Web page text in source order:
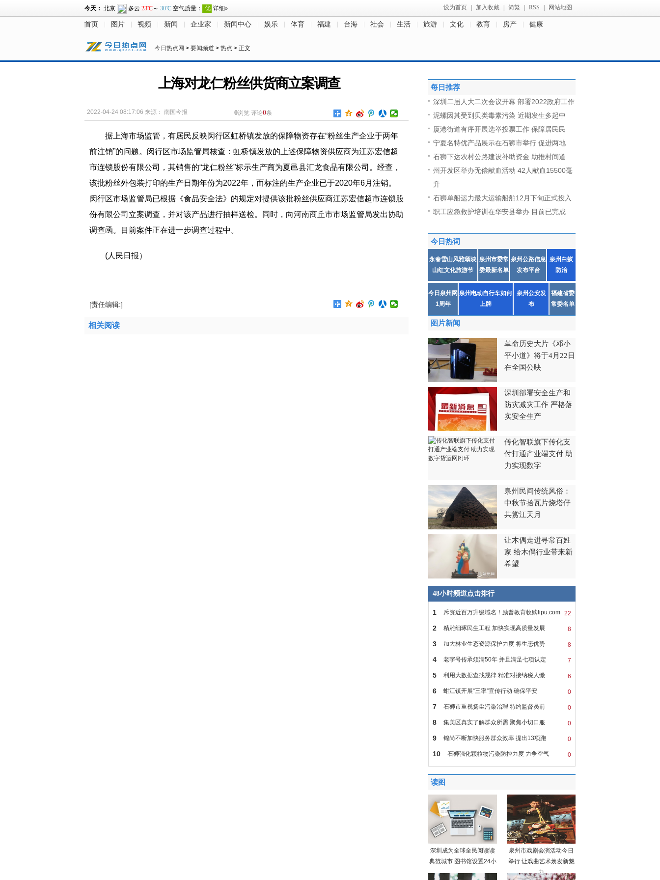
设为首页 加入收藏 简繁 RSS 网站地图
首页 图片 视频 新闻 企业家 新闻中心 娱乐 体育 福建 台海 社会 生活 旅游 文化 教育 房产 健康
今日热点网 > 要闻频道 > 热点 > 正文
上海对龙仁粉丝供货商立案调查
2022-04-24 08:17:06 来源： 南国今报 0浏览 评论0条
据上海市场监管，有居民反映闵行区虹桥镇发放的保障物资存在“粉丝生产企业于两年
前注销”的问题。闵行区市场监管局核查：虹桥镇发放的上述保障物资供应商为江苏宏信超
市连锁股份有限公司，其销售的“龙仁粉丝”标示生产商为夏邑县汇龙食品有限公司。经查，
该批粉丝外包装打印的生产日期年份为2022年，而标注的生产企业已于2020年6月注销。
闵行区市场监管局已根据《食品安全法》的规定对提供该批粉丝供应商江苏宏信超市连锁股
份有限公司立案调查，并对该产品进行抽样送检。同时，向河南商丘市市场监管局发出协助
调查函。目前案件正在进一步调查过程中。
(人民日报）
[责任编辑:]
相关阅读
每日推荐
深圳二届人大二次会议开幕 部署2022政府工作
泥螺因其受到贝类毒素污染 近期发生多起中
厦港街道有序开展选举投票工作 保障居民民
宁夏名特优产品展示在石狮市举行 促进两地
石狮下达农村公路建设补助资金 助推村间道
州开发区举办无偿献血活动 42人献血15500毫
升
石狮单船运力最大运输船舶12月下旬正式投入
职工应急救护培训在华安县举办 目前已完成
今日热词
永春雪山风雅颂映
山红文化旅游节
泉州市委常
委最新名单
泉州公路信息
发布平台
泉州白蚁
防治
今日泉州网
1周年
泉州电动自行车如何
上牌
泉州公安发
布
福建省委
常委名单
图片新闻
革命历史大片《邓小
平小道》将于4月22日
在全国公映
深圳部署安全生产和
防灾减灾工作 严格落
实安全生产
传化智联旗下传化支
付打通产业端支付 助
力实现数字
泉州民间传统风俗：
中秋节拾瓦片烧塔仔
共赏江天月
让木偶走进寻常百姓
家 给木偶行业带来新
希望
48小时频道点击排行
22
1 斥资近百万升级域名！励普教育收购lipu.com
8
2 精雕细琢民生工程 加快实现高质量发展
8
3 加大林业生态资源保护力度 将生态优势
7
4 老字号传承须满50年 并且满足七项认定
6
5 利用大数据查找规律 精准对接纳税人缴
0
6 蚶江镇开展“三率”宣传行动 确保平安
0
7 石狮市重视扬尘污染治理 特约监督员前
0
8 集美区真实了解群众所需 聚焦小切口服
0
9 锦尚不断加快服务群众效率 提出13项跑
0
10 石狮强化颗粒物污染防控力度 力争空气
读图
深圳成为全球全民阅读读
典范城市 图书馆设置24小
泉州市戏剧会演活动今日
举行 让戏曲艺术焕发新魅
力